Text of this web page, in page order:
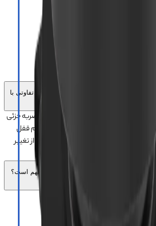
محصول
محدوده تنظیم لنز ۵۵ تا ۷۵ میلی‌متر با مکانیزم قفل داخلی چه تفاوتی با
از تنظیم فاصله لنز، هرگونه تماس یا ضربه جزئی
شدن تصویر می‌شود. اما در این مدل، مکانیزم قفل
محکم نگه می‌دارد و تعمیرکار بدون نگرانی از تغییر
کار کند.
لوپ چه نقشی دارد و چرا برای تعمیرکار مهم است؟